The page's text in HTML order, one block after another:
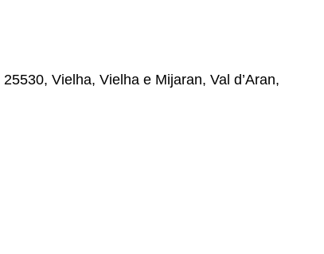
Vielha, Vielha e Mijaran, Val d’Aran,